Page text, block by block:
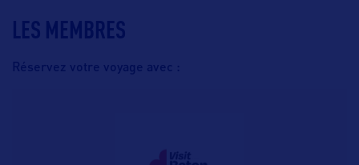
LES MEMBRES
Réservez votre voyage avec :